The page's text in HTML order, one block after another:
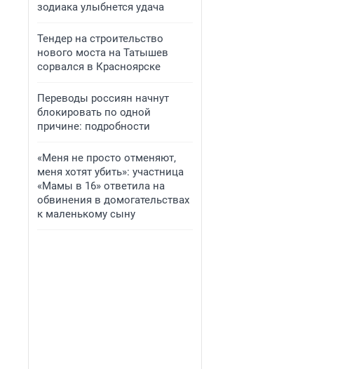
зодиака улыбнется удача
Тендер на строительство
нового моста на Татышев
сорвался в Красноярске
Переводы россиян начнут
блокировать по одной
причине: подробности
«Меня не просто отменяют,
меня хотят убить»: участница
«Мамы в 16» ответила на
обвинения в домогательствах
к маленькому сыну